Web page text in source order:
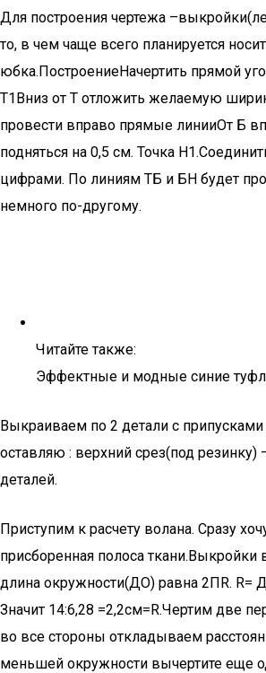
Для построения чертежа
то, в чем чаще всего планируется
юбка.ПостроениеНачертить прямой
Т1Вниз от Т отложить желаемую
провести вправо прямые линииОт Б
подняться на 0,5 см. Точка
цифрами. По линиям ТБ и БН будет
немного по-другому.
Читайте также:
Эффектные и модные синие
Выкраиваем по 2 детали с
оставляю : верхний срез(под
деталей.
Приступим к расчету волана. Сразу
присборенная полоса
длина окружности(ДО) равна 2ПR. R=
Значит 14:6,28 =2,2см=R.Чертим две
во все стороны откладываем
меньшей окружности вычертите еще